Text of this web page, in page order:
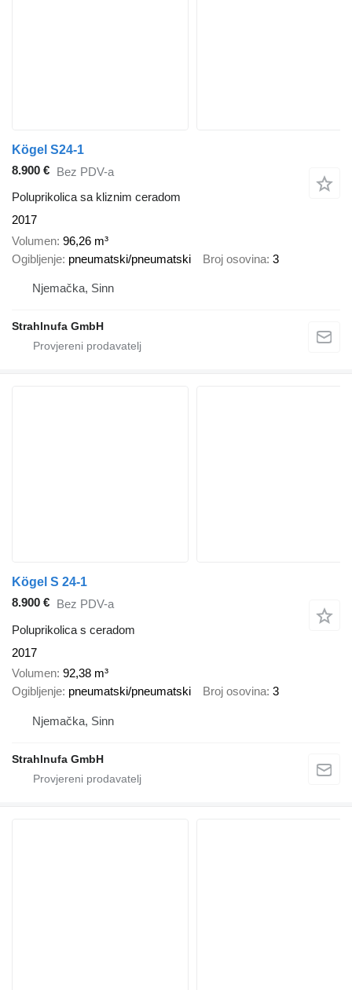
Kögel S24-1
8.900 € Bez PDV-a
Poluprikolica sa kliznim ceradom
2017
Volumen 96,26 m³
Ogibljenje pneumatski/pneumatski Broj osovina 3
Njemačka, Sinn
Strahlnufa GmbH
Kögel S 24-1
8.900 € Bez PDV-a
Poluprikolica s ceradom
2017
Volumen 92,38 m³
Ogibljenje pneumatski/pneumatski Broj osovina 3
Njemačka, Sinn
Strahlnufa GmbH